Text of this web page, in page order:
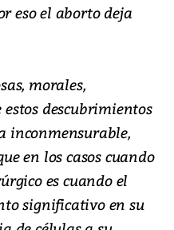
eso el aborto deja
morales,
descubrimientos
inconmensurable,
en los casos cuando
es cuando el
significativo en su